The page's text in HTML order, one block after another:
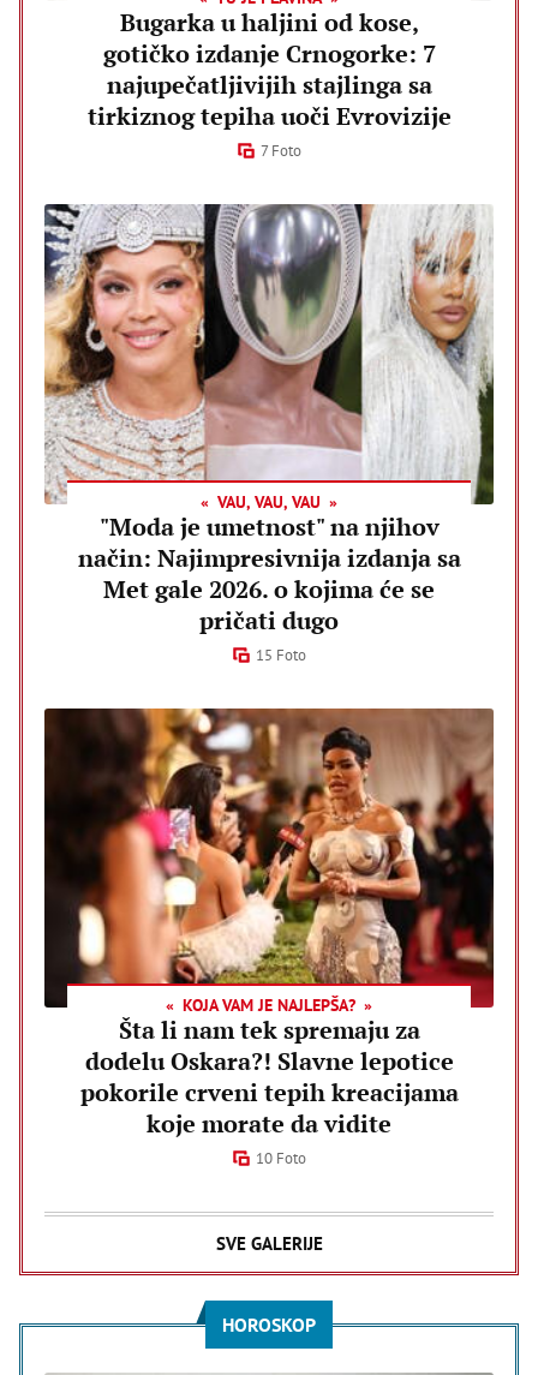
Bugarka u haljini od kose,
gotičko izdanje Crnogorke: 7
najupečatljivijih stajlinga sa
tirkiznog tepiha uoči Evrovizije
7 Foto
VAU, VAU, VAU
"Moda je umetnost" na njihov
način: Najimpresivnija izdanja sa
Met gale 2026. o kojima će se
pričati dugo
15 Foto
KOJA VAM JE NAJLEPŠA?
Šta li nam tek spremaju za
dodelu Oskara?! Slavne lepotice
pokorile crveni tepih kreacijama
koje morate da vidite
10 Foto
SVE GALERIJE
HOROSKOP